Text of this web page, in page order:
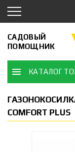
САДОВЫЙ
ПОМОЩНИК
КАТАЛОГ
COMFORT PLUS